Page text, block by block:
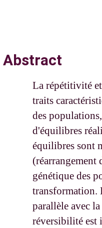
Abstract
La répétitivité
traits
des
d'équilibres
équilibres sont
(réarrangement
génétique des
transformation.
parallèle avec
réversibilité est